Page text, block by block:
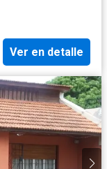
Ver en detalle